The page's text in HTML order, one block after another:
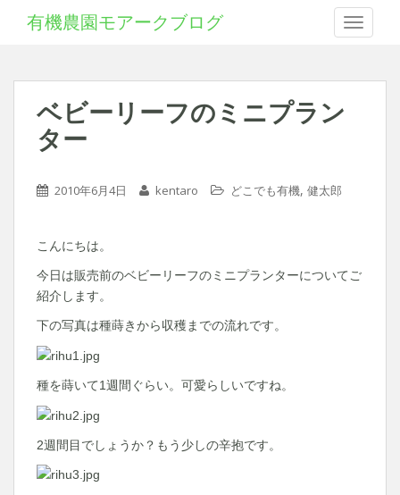
Toggle
有機農園モアークブログ
ベビーリーフのミニプラン
ター
2010年6月4日 kentaro どこでも有機, 健太郎
こんにちは。
今日は販売前のベビーリーフのミニプランターについてご
紹介します。
下の写真は種蒔きから収穫までの流れです。
種を蒔いて1週間ぐらい。可愛らしいですね。
2週間目でしょうか？もう少しの辛抱です。